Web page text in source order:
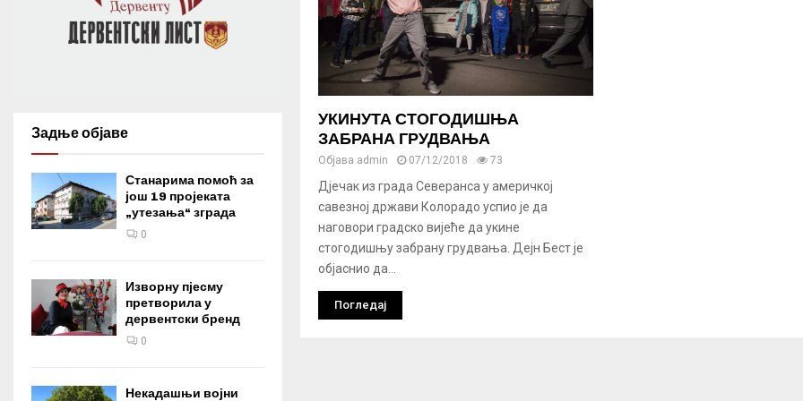
УКИНУТА СТОГОДИШЊА
ЗАБРАНА ГРУДВАЊА
Објава admin 07/12/2018 73
Дјечак из града Северанса у америчкој
савезној држави Колорадо успио је да
наговори градско вијеће да укине
стогодишњу забрану грудвања. Дејн Бест је
објаснио да...
Погледај
Задње објаве
Станарима помоћ за
још 19 пројеката
„утезања“ зграда
0
Изворну пјесму
претворила у
дервентски бренд
0
Некадашњи војни